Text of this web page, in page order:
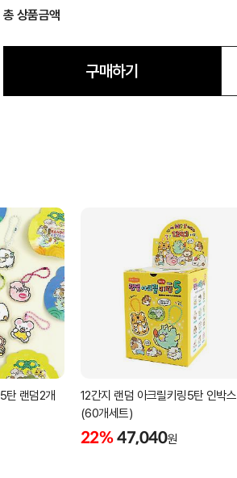
총 상품금액
구매하기
탄 랜덤2개
12간지 랜덤 아크릴키링5탄 인박스
(60개세트)
22% 47,040원